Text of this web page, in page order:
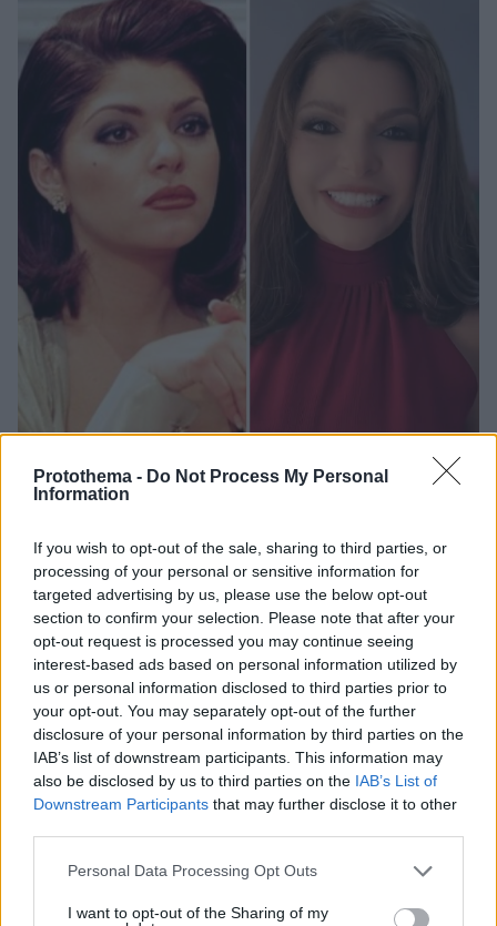
Protothema - Do Not Process My Personal
Information
If you wish to opt-out of the sale, sharing to third parties, or
processing of your personal or sensitive information for
targeted advertising by us, please use the below opt-out
section to confirm your selection. Please note that after your
opt-out request is processed you may continue seeing
interest-based ads based on personal information utilized by
us or personal information disclosed to third parties prior to
your opt-out. You may separately opt-out of the further
disclosure of your personal information by third parties on the
IAB’s list of downstream participants. This information may
also be disclosed by us to third parties on the IAB’s List of
Downstream Participants that may further disclose it to other
Please note that this website/app uses one or more Google
not limited to your visit or usage behaviour. You may click to
Personal Data Processing Opt Outs
I want to opt-out of the Sharing of my
Η Σοράγια Μοντενέγκρο επέστρεψε: Πώς η... κακιά από
Η Μεξικανή ηθοποιός Ιτατί Καντοράλ επανήλθε ως η
εμβληματική κακιά της διάσημης σαπουνόπερας,
αποδεικνύοντας τη δυναμική του ρόλου